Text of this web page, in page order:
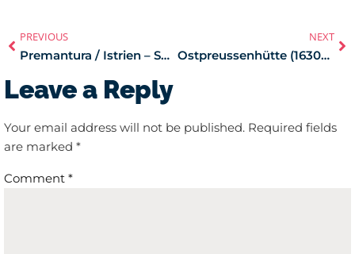
PREVIOUS
Premantura / Istrien – Spring Break
NEXT
Ostpreussenhütte (1630m) 2023
Leave a Reply
Your email address will not be published. Required fields
are marked *
Comment *